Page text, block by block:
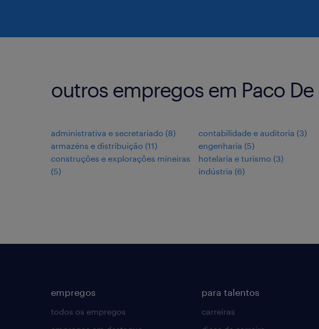
outros empregos em Paco De
administrativa e secretariado (8)
armazéns e distribuição (11)
construções e explorações mineiras
(5)
contabilidade e auditoria (3)
engenharia (5)
hotelaria e turismo (3)
indústria (6)
empregos
todos os empregos
para talentos
carreiras